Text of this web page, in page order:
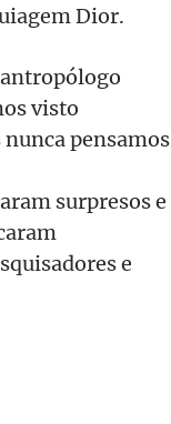
Dior.
visto
pensamos
surpresos e
e